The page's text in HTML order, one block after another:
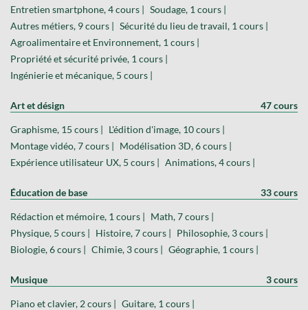
Entretien smartphone, 4 cours | Soudage, 1 cours |
Autres métiers, 9 cours | Sécurité du lieu de travail, 1 cours |
Agroalimentaire et Environnement, 1 cours |
Propriété et sécurité privée, 1 cours |
Ingénierie et mécanique, 5 cours |
Art et désign 47 cours
Graphisme, 15 cours | L'édition d'image, 10 cours |
Montage vidéo, 7 cours | Modélisation 3D, 6 cours |
Expérience utilisateur UX, 5 cours | Animations, 4 cours |
Éducation de base 33 cours
Rédaction et mémoire, 1 cours | Math, 7 cours |
Physique, 5 cours | Histoire, 7 cours | Philosophie, 3 cours |
Biologie, 6 cours | Chimie, 3 cours | Géographie, 1 cours |
Musique 3 cours
Piano et clavier, 2 cours | Guitare, 1 cours |